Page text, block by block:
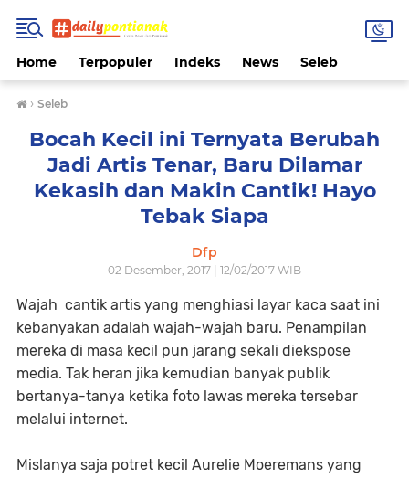
Home Terpopuler Indeks News Seleb
› Seleb
Bocah Kecil ini Ternyata Berubah
Jadi Artis Tenar, Baru Dilamar
Kekasih dan Makin Cantik! Hayo
Tebak Siapa
Dfp
02 Desember, 2017 | 12/02/2017 WIB
Wajah cantik artis yang menghiasi layar kaca saat ini
kebanyakan adalah wajah-wajah baru. Penampilan
mereka di masa kecil pun jarang sekali diekspose
media. Tak heran jika kemudian banyak publik
bertanya-tanya ketika foto lawas mereka tersebar
melalui internet.
Mislanya saja potret kecil Aurelie Moeremans yang